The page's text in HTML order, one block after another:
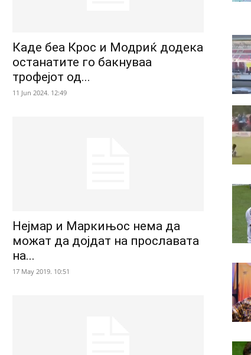
Каде беа Крос и Модриќ додека
останатите го бакнуваа
трофејот од...
11 Jun 2024. 12:49
Нејмар и Маркињос нема да
можат да дојдат на прославата
на...
17 May 2019. 10:51